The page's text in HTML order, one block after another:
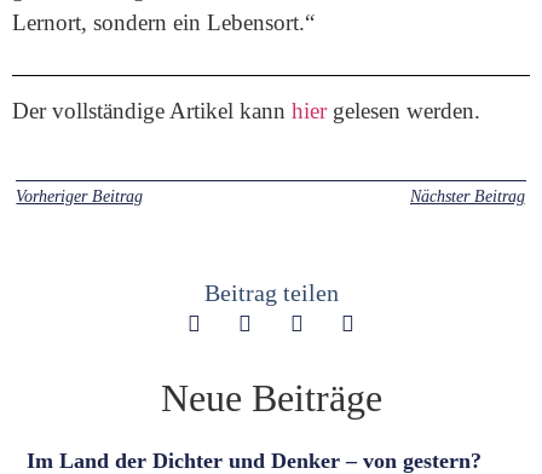
Lernort, sondern ein Lebensort.“
Der vollständige Artikel kann hiergelesen werden.
Vorheriger Beitrag Nächster Beitrag
Beitrag teilen
Neue Beiträge
Im Land der Dichter und Denker – von gestern?